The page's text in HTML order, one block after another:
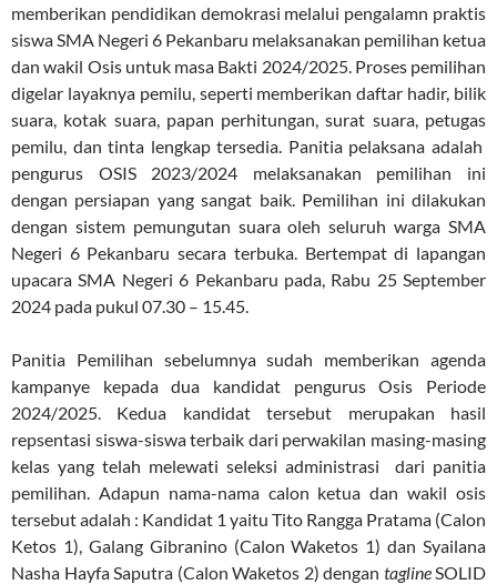
memberikan pendidikan demokrasi melalui pengalamn praktis
siswa SMA Negeri 6 Pekanbaru melaksanakan pemilihan ketua
dan wakil Osis untuk masa Bakti 2024/2025. Proses pemilihan
digelar layaknya pemilu, seperti memberikan daftar hadir, bilik
suara, kotak suara, papan perhitungan, surat suara, petugas
pemilu, dan tinta lengkap tersedia. Panitia pelaksana adalah
pengurus OSIS 2023/2024 melaksanakan pemilihan ini
dengan persiapan yang sangat baik. Pemilihan ini dilakukan
dengan sistem pemungutan suara oleh seluruh warga SMA
Negeri 6 Pekanbaru secara terbuka. Bertempat di lapangan
upacara SMA Negeri 6 Pekanbaru pada, Rabu 25 September
2024 pada pukul 07.30 – 15.45.
Panitia Pemilihan sebelumnya sudah memberikan agenda
kampanye kepada dua kandidat pengurus Osis Periode
2024/2025. Kedua kandidat tersebut merupakan hasil
repsentasi siswa-siswa terbaik dari perwakilan masing-masing
kelas yang telah melewati seleksi administrasi dari panitia
pemilihan. Adapun nama-nama calon ketua dan wakil osis
tersebut adalah : Kandidat 1 yaitu Tito Rangga Pratama (Calon
Ketos 1), Galang Gibranino (Calon Waketos 1) dan Syailana
Nasha Hayfa Saputra (Calon Waketos 2) dengan tagline SOLID